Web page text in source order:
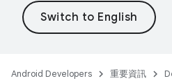
Android Developers 重要資訊